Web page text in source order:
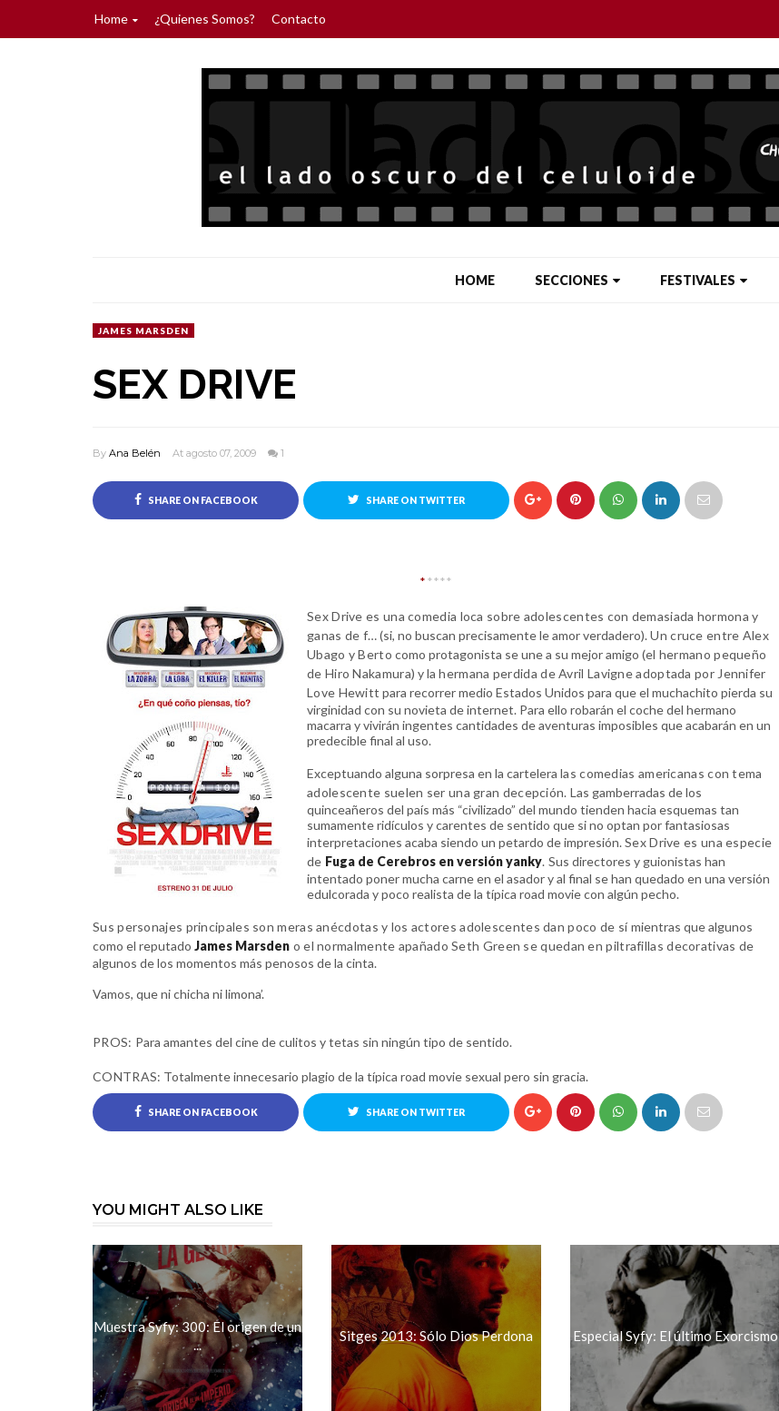
Home ¿Quienes Somos? Contacto
HOME SECCIONES FESTIVALES
JAMES MARSDEN
SEX DRIVE
By Ana Belén At agosto 07, 2009 1
SHARE ON FACEBOOK SHARE ON TWITTER
*****
Sex Drive es una comedia loca sobre adolescentes con demasiada hormona y
ganas de f…(si, no buscan precisamente le amor verdadero).Un cruce entre Alex
Ubago y Berto como protagonista se une a su mejor amigo (el hermano pequeño
de Hiro Nakamura) y la hermana perdida de Avril Lavigne adoptada por Jennifer
Love Hewitt para recorrer medio Estados Unidos para que el muchachito pierda su
virginidad con su novieta de internet. Para ello robarán el coche del hermano
macarra y vivirán ingentes cantidades de aventuras imposibles que acabarán en un
predecible final al uso.
Exceptuando alguna sorpresa en la cartelera las comedias americanas con tema
adolescente suelen ser una gran decepción. Las gamberradas de los
quinceañeros del país más “civilizado” del mundo tienden hacia esquemas tan
sumamente ridículos y carentes de sentido que si no optan por fantasiosas
interpretaciones acaba siendo un petardo de impresión.Sex Drive es una especie
de Fuga de Cerebros en versión yanky. Sus directores y guionistas han
intentado poner mucha carne en el asador y al final se han quedado en una versión
edulcorada y poco realista de la típica road movie con algún pecho.
Sus personajes principales son meras anécdotas y los actores adolescentes dan poco de sí mientras que algunos
como el reputado James Marsden o el normalmente apañado Seth Green se quedan en piltrafillas decorativas de
algunos de los momentos más penosos de la cinta.
Vamos, que ni chicha ni limona’.
PROS: Para amantes del cine de culitos y tetas sin ningún tipo de sentido.
CONTRAS: Totalmente innecesario plagio de la típica road movie sexual pero sin gracia.
SHARE ON FACEBOOK SHARE ON TWITTER
YOU MIGHT ALSO LIKE
Muestra Syfy: 300: El origen de un
...
Sitges 2013: Sólo Dios Perdona Especial Syfy: El último Exorcismo